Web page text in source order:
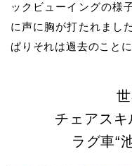
ックビューイングの様
に声に胸が打たれまし
ぱりそれは過去のこと
チェアス
ラグ車“